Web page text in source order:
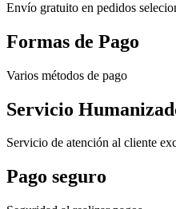
Envío gratuito en pedidos
Formas de Pago
Varios métodos de pago
Servicio
Servicio de atención al cliente
Pago seguro